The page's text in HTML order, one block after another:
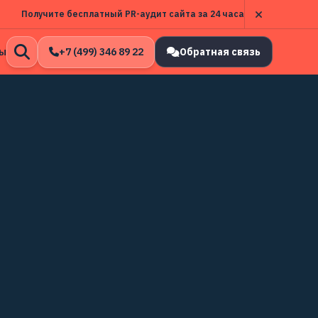
Получите бесплатный PR-аудит сайта за 24 часа
Открыть
поиск
+7 (499) 346 89 22 Обратная связь